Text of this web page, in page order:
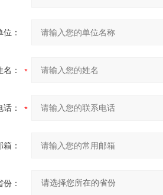
：
：
：
：
份：